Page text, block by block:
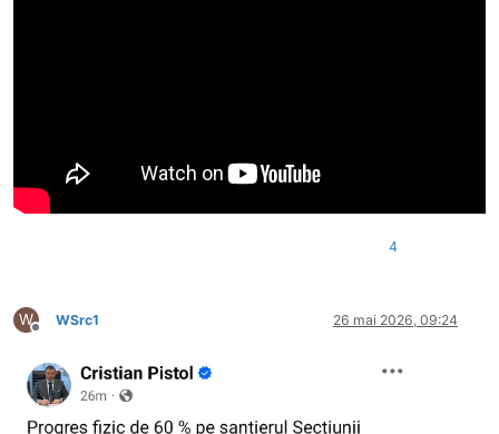
4
W
Deconectat
WSrc1 26 mai 2026, 09:24